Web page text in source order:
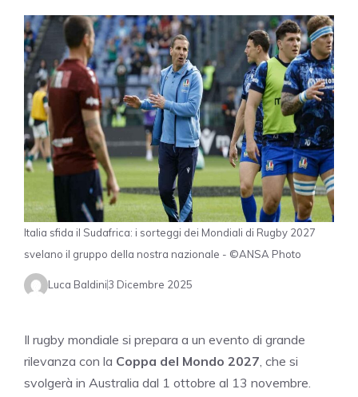
Italia sfida il Sudafrica: i sorteggi dei Mondiali di Rugby 2027
svelano il gruppo della nostra nazionale - ©ANSA Photo
Luca Baldini3 Dicembre 2025
Il rugby mondiale si prepara a un evento di grande
rilevanza con la Coppa del Mondo 2027 , che si
svolgerà in Australia dal 1 ottobre al 13 novembre.